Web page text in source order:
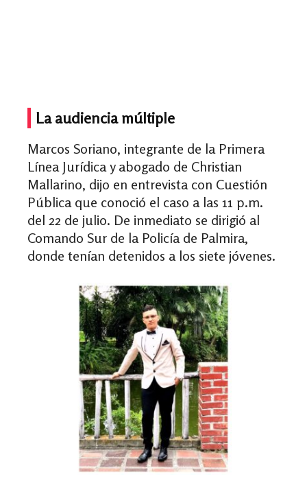
La audiencia múltiple
Marcos Soriano, integrante de la Primera
Línea Jurídica y abogado de Christian
Mallarino, dijo en entrevista con Cuestión
Pública que conoció el caso a las 11 p.m.
del 22 de julio. De inmediato se dirigió al
Comando Sur de la Policía de Palmira,
donde tenían detenidos a los siete jóvenes.